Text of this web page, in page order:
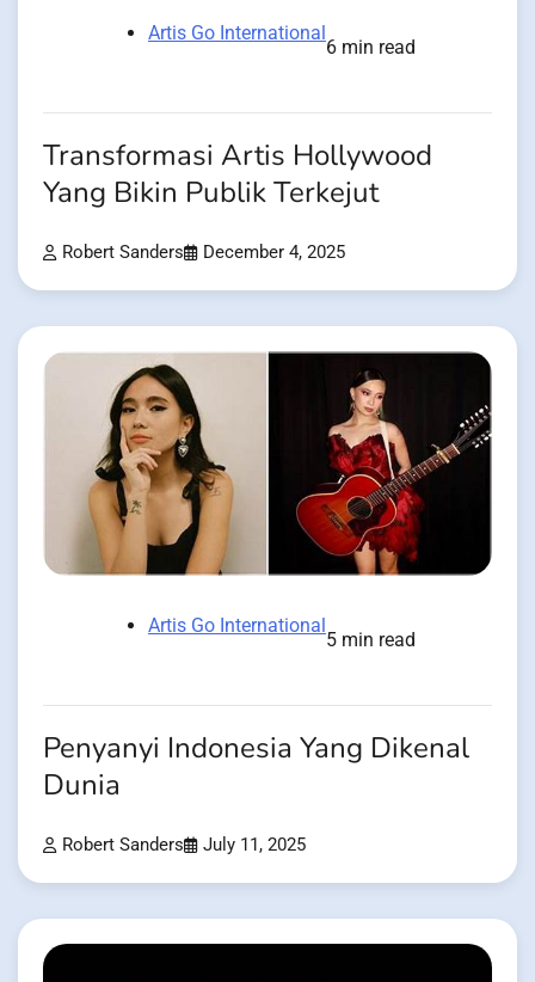
Artis Go International
6 min read
Transformasi Artis Hollywood
Yang Bikin Publik Terkejut
Robert Sanders December 4, 2025
Artis Go International
5 min read
Penyanyi Indonesia Yang Dikenal
Dunia
Robert Sanders July 11, 2025